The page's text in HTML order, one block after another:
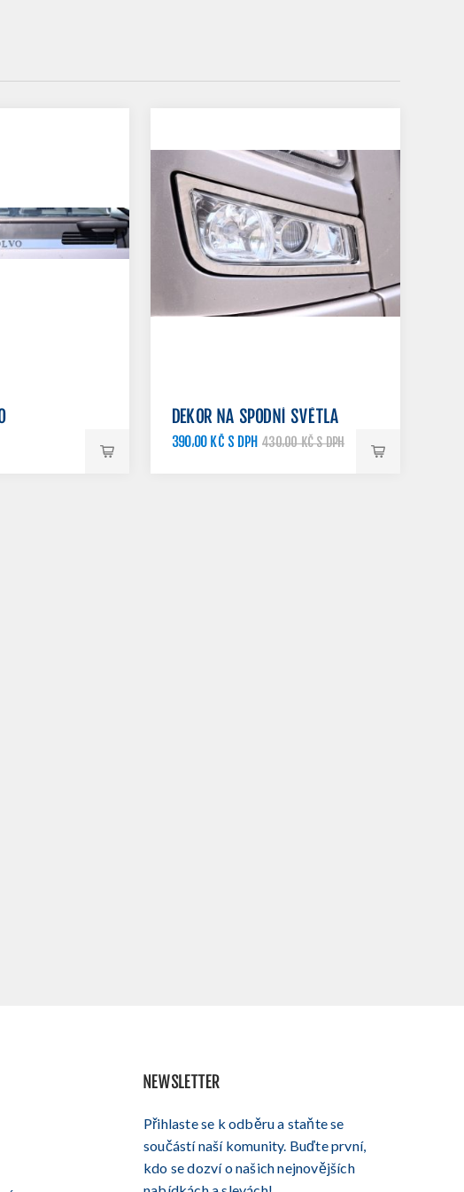
DEKOR NA SPODNÍ SVĚTLA
390,00 KČ S DPH 430,00 KČ S DPH
NEWSLETTER
Přihlaste se k odběru a staňte se
součástí naší komunity. Buďte první,
kdo se dozví o našich nejnovějších